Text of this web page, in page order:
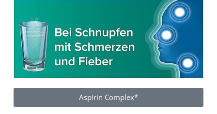
Aspirin Complex*